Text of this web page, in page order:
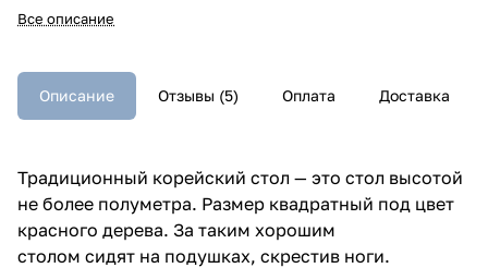
Все описание
Описание Отзывы (5) Оплата Доставка
Традиционный корейский стол — это стол высотой
не более полуметра. Размер квадратный под цвет
красного дерева. За таким хорошим
столом сидят на подушках, скрестив ноги.